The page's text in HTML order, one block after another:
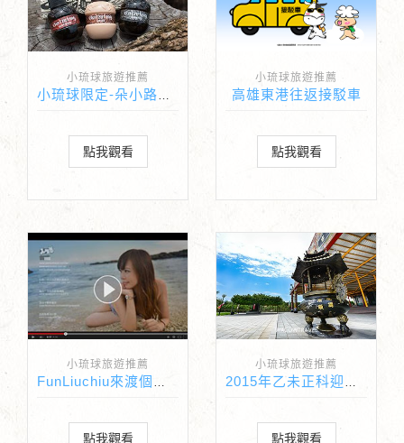
小琉球旅遊推薦
點我觀看
小琉球旅遊推薦
高雄東港往返接駁車
點我觀看
小琉球旅遊推薦
FunLiuchiu來渡個假吧！
點我觀看
小琉球旅遊推薦
2015年乙未正科迎王祭(王船祭)
點我觀看